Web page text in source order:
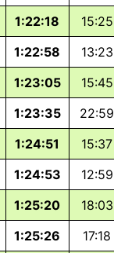
1:22:18 15:25
1:22:58 13:23
1:23:05 15:45
1:23:35 22:59
1:24:51 15:37
1:24:53 12:59
1:25:20 18:03
1:25:26 17:18